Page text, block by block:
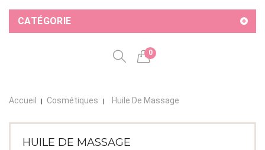
CATÉGORIE
0
Accueil Cosmétiques Huile De Massage
HUILE DE MASSAGE